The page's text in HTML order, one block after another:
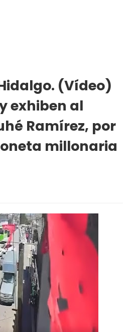
(Vídeo)
exhiben al
Ramírez, por
millonaria